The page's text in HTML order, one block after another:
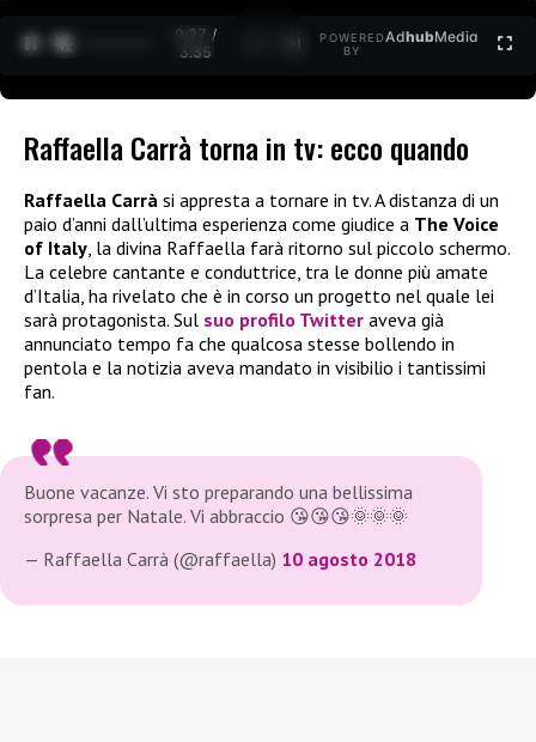
0:27 /
3:35
POWERED
BY
AdhubMedia
Raffaella Carrà torna in tv: ecco quando
Raffaella Carrà si appresta a tornare in tv. A distanza di un
paio d’anni dall’ultima esperienza come giudice a The Voice
of Italy, la divina Raffaella farà ritorno sul piccolo schermo.
La celebre cantante e conduttrice, tra le donne più amate
d’Italia, ha rivelato che è in corso un progetto nel quale lei
sarà protagonista. Sul suo profilo Twitter aveva già
annunciato tempo fa che qualcosa stesse bollendo in
pentola e la notizia aveva mandato in visibilio i tantissimi
fan.
Buone vacanze. Vi sto preparando una bellissima
sorpresa per Natale. Vi abbraccio 😘😘😘🌞🌞🌞
— Raffaella Carrà (@raffaella) 10 agosto 2018